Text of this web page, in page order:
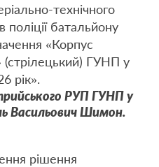
технічного
поліції батальйону
«Корпус
(стрілецький) ГУНП у
рік».
РУП ГУНП у
Васильович Шимон.
рішення